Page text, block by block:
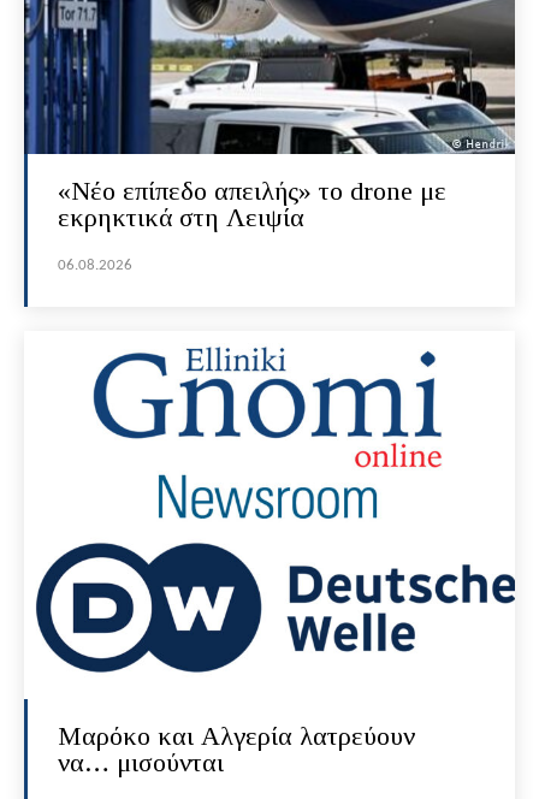
«Νέο επίπεδο απειλής» το drone με
εκρηκτικά στη Λειψία
06.08.2026
Μαρόκο και Αλγερία λατρεύουν
να… μισούνται